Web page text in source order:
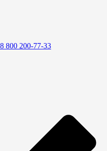
8 800 200-77-33